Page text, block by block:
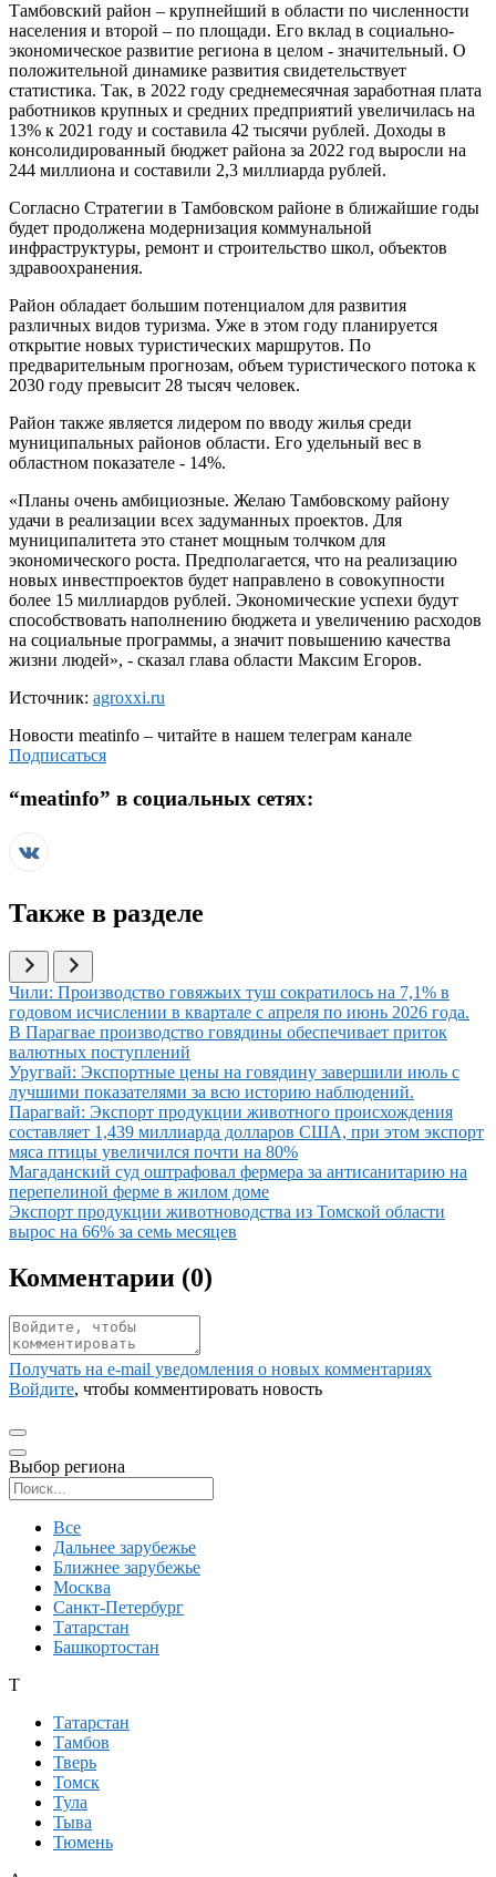
Тамбовский район – крупнейший в области по численности
населения и второй – по площади. Его вклад в социально-
экономическое развитие региона в целом - значительный. О
положительной динамике развития свидетельствует
статистика. Так, в 2022 году среднемесячная заработная плата
работников крупных и средних предприятий увеличилась на
13% к 2021 году и составила 42 тысячи рублей. Доходы в
консолидированный бюджет района за 2022 год выросли на
244 миллиона и составили 2,3 миллиарда рублей.
Согласно Стратегии в Тамбовском районе в ближайшие годы
будет продолжена модернизация коммунальной
инфраструктуры, ремонт и строительство школ, объектов
здравоохранения.
Район обладает большим потенциалом для развития
различных видов туризма. Уже в этом году планируется
открытие новых туристических маршрутов. По
предварительным прогнозам, объем туристического потока к
2030 году превысит 28 тысяч человек.
Район также является лидером по вводу жилья среди
муниципальных районов области. Его удельный вес в
областном показателе - 14%.
«Планы очень амбициозные. Желаю Тамбовскому району
удачи в реализации всех задуманных проектов. Для
муниципалитета это станет мощным толчком для
экономического роста. Предполагается, что на реализацию
новых инвестпроектов будет направлено в совокупности
более 15 миллиардов рублей. Экономические успехи будут
способствовать наполнению бюджета и увеличению расходов
на социальные программы, а значит повышению качества
жизни людей», - сказал глава области Максим Егоров.
Источник: agroxxi.ru
Новости meatinfo – читайте в нашем телеграм канале
Подписаться
“meatinfo” в социальных сетях:
Также в разделе
Иллюстрация новости
Чили: Производство говяжьих туш сократилось на 7,1% в
годовом исчислении в квартале с апреля по июнь 2026 года.
Иллюстрация новости
В Парагвае производство говядины обеспечивает приток
валютных поступлений
Иллюстрация новости
Уругвай: Экспортные цены на говядину завершили июль с
лучшими показателями за всю историю наблюдений.
Иллюстрация новости
Парагвай: Экспорт продукции животного происхождения
составляет 1,439 миллиарда долларов США, при этом экспорт
мяса птицы увеличился почти на 80%
Иллюстрация новости
Магаданский суд оштрафовал фермера за антисанитарию на
перепелиной ферме в жилом доме
Иллюстрация новости
Экспорт продукции животноводства из Томской области
вырос на 66% за семь месяцев
Комментарии (0)
Получать на e‑mail уведомления о новых комментариях
Войдите, чтобы комментировать новость
Выбор региона
Все
Дальнее зарубежье
Ближнее зарубежье
Москва
Санкт-Петербург
Татарстан
Башкортостан
Т
Татарстан
Тамбов
Тверь
Томск
Тула
Тыва
Тюмень